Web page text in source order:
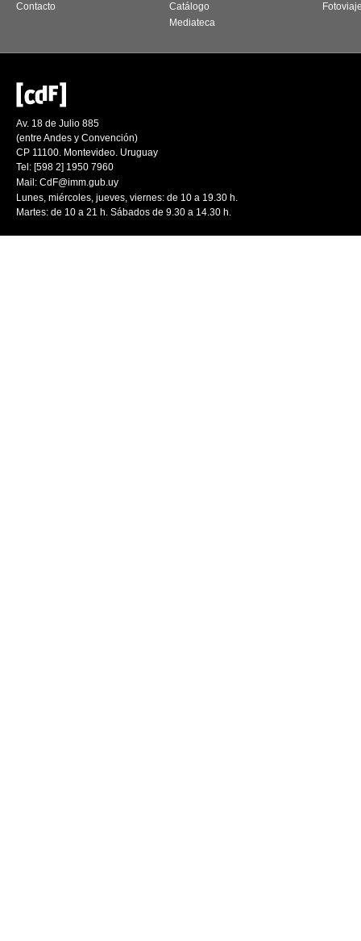
Contacto
Catálogo
Mediateca
Av. 18 de Julio 885
(entre Andes y Convención)
CP 11100. Montevideo. Uruguay
Tel: [598 2] 1950 7960
Mail: CdF@imm.gub.uy
Lunes, miércoles, jueves, viernes: de 10 a 19.30 h.
Martes: de 10 a 21 h. Sábados de 9.30 a 14.30 h.